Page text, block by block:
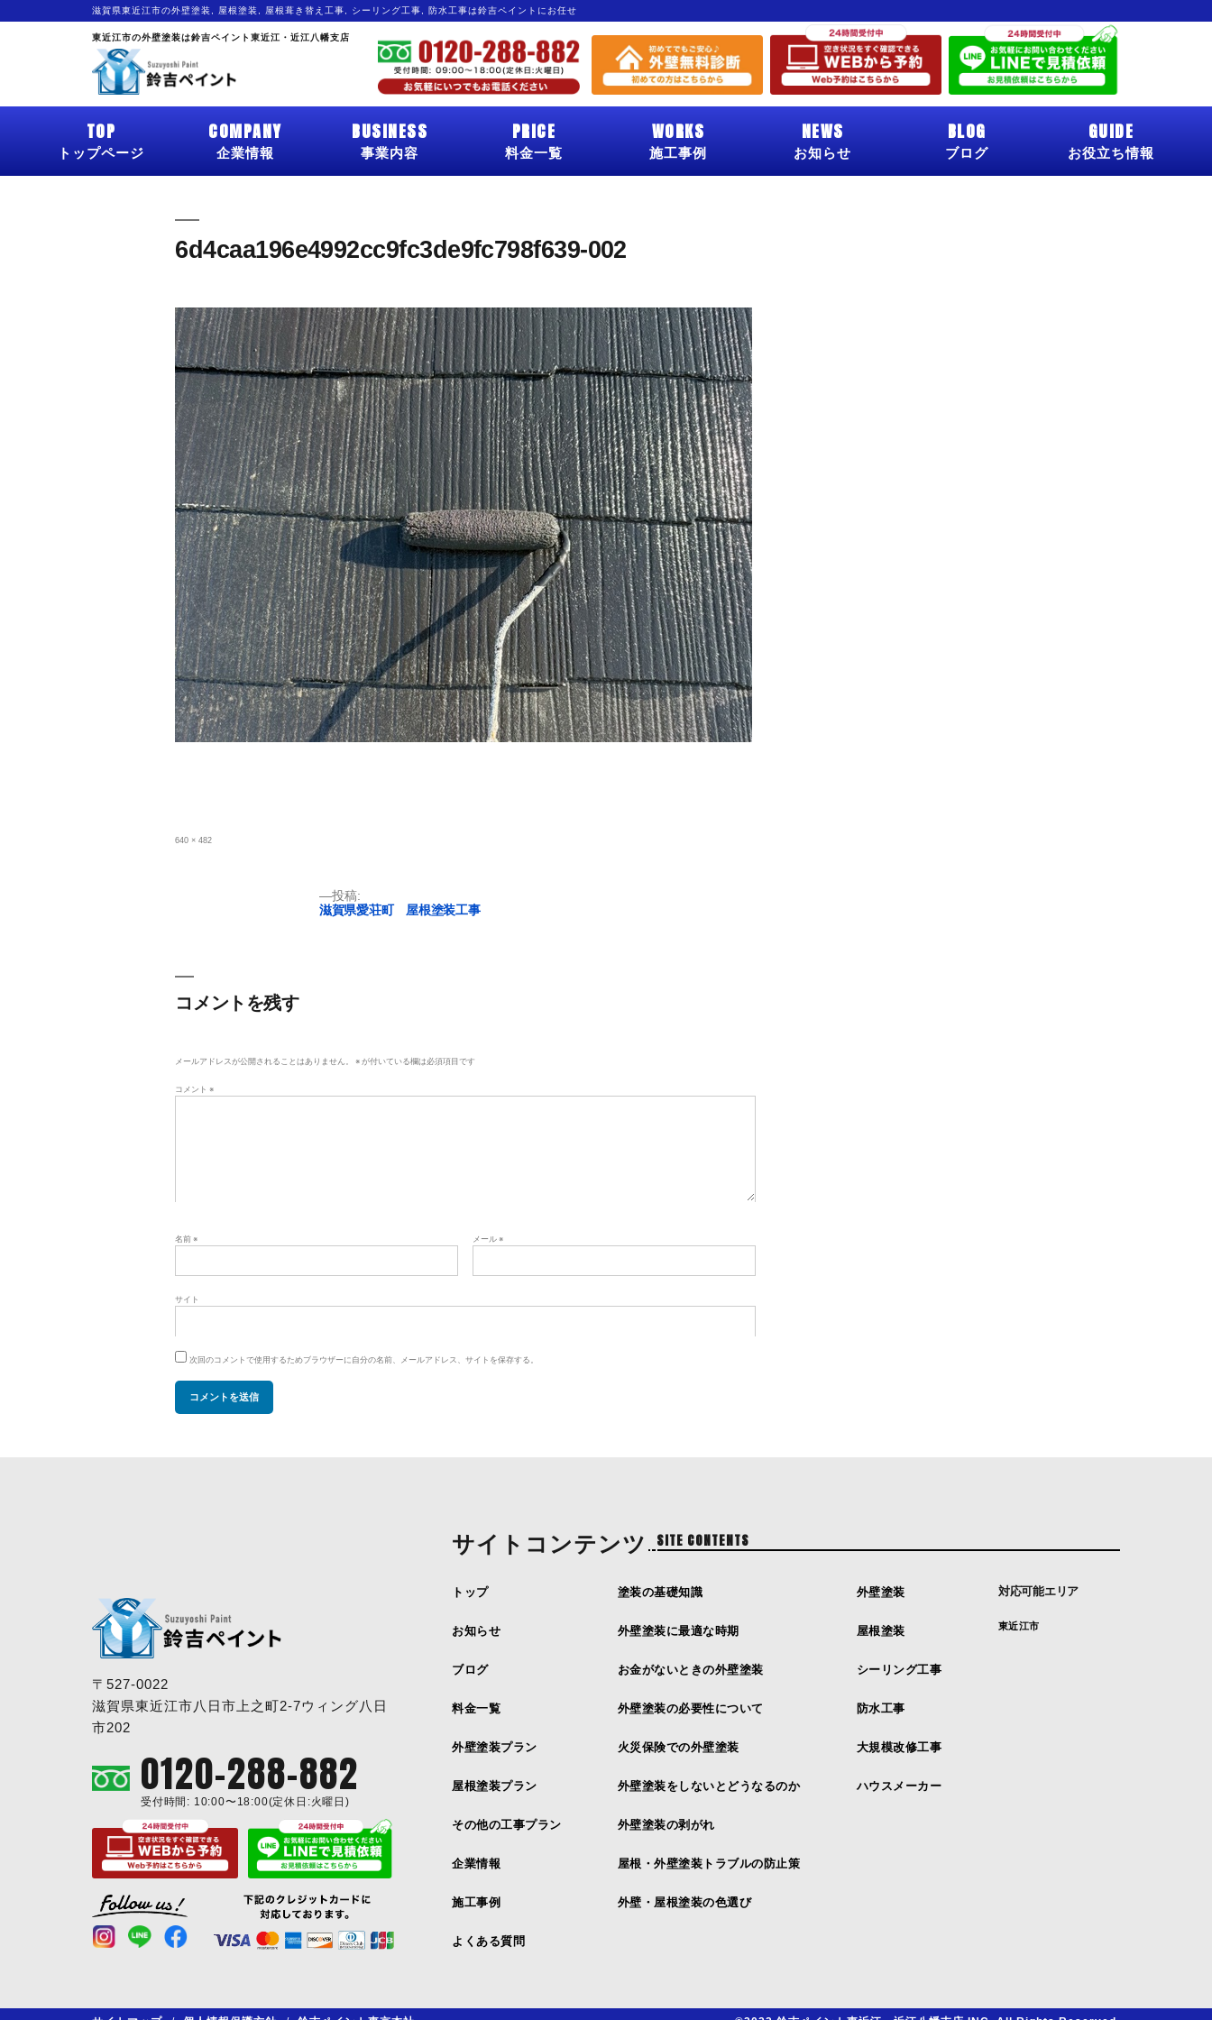
滋賀県東近江市の外壁塗装, 屋根塗装, 屋根葺き替え工事, シーリング工事, 防水工事は鈴吉ペイントにお任せ
東近江市の外壁塗装は鈴吉ペイント東近江・近江八幡支店
TOP
トップページ
COMPANY
企業情報
BUSINESS
事業内容
PRICE
料金一覧
WORKS
施工事例
NEWS
お知らせ
BLOG
ブログ
GUIDE
お役立ち情報
6d4caa196e4992cc9fc3de9fc798f639-002
フ
640 × 482
投稿:
滋賀県愛荘町 屋根塗装工事
コメントを残す
メールアドレスが公開されることはありません。 ※ が付いている欄は必須項目です
コメント※
名前※ メール※
サイト
次回のコメントで使用するためブラウザーに自分の名前、メールアドレス、サイトを保存する。
〒527-0022
滋賀県東近江市八日市上之町2-7ウィング八日
市202
0120-288-882
受付時間: 10:00〜18:00(定休日:火曜日)
サイトコンテンツ SITE CONTENTS
トップ
お知らせ
ブログ
料金一覧
外壁塗装プラン
屋根塗装プラン
その他の工事プラン
企業情報
施工事例
よくある質問
塗装の基礎知識
外壁塗装に最適な時期
お金がないときの外壁塗装
外壁塗装の必要性について
火災保険での外壁塗装
外壁塗装をしないとどうなるのか
外壁塗装の剥がれ
屋根・外壁塗装トラブルの防止策
外壁・屋根塗装の色選び
外壁塗装
屋根塗装
シーリング工事
防水工事
大規模改修工事
ハウスメーカー
対応可能エリア
東近江市